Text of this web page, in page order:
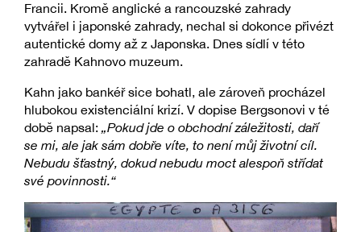
Francii. Kromě anglické a rancouzské zahrady
vytvářel i japonské zahrady, nechal si dokonce přivézt
autentické domy až z Japonska. Dnes sídlí v této
zahradě Kahnovo muzeum.
Kahn jako bankéř sice bohatl, ale zároveň procházel
hlubokou existenciální krizí. V dopise Bergsonovi v té
době napsal: „Pokud jde o obchodní záležitosti, daří
se mi, ale jak sám dobře víte, to není můj životní cíl.
Nebudu šťastný, dokud nebudu moct alespoň střídat
své povinnosti.“